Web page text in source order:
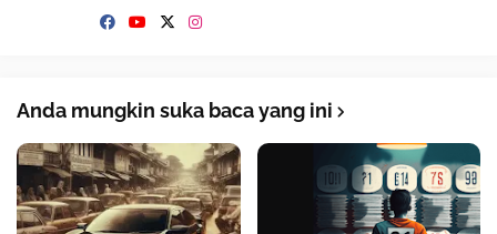
Anda mungkin suka baca yang ini